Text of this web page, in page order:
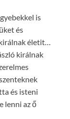
is
és
életit…
királnak
és isteni
lenni az ő